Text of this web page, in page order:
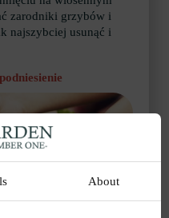
zarodniki grzybów i
najszybciej usunąć i
About